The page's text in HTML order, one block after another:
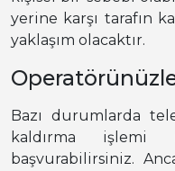
yerine karşı tarafın
yaklaşım olacaktır.
Bazı durumlarda
kaldırma işlemi
başvurabilirsiniz.